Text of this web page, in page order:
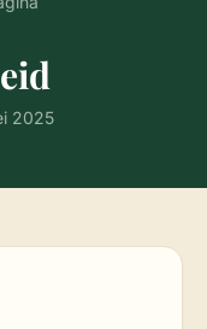
2025